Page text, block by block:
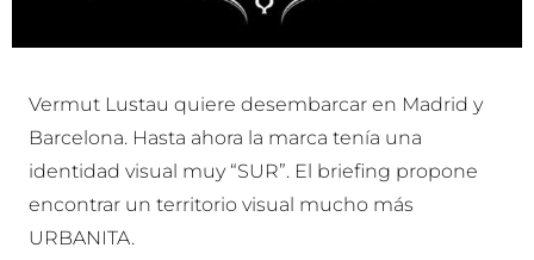
Vermut Lustau quiere desembarcar en Madrid y
Barcelona. Hasta ahora la marca tenía una
identidad visual muy “SUR”. El briefing propone
encontrar un territorio visual mucho más
URBANITA.